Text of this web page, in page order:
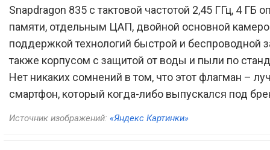
Snapdragon 835 с тактовой частотой 2,45 ГГц, 4 ГБ
памяти, отдельным ЦАП, двойной основной
поддержкой технологий быстрой и беспроводной
также корпусом с защитой от воды и пыли по
Нет никаких сомнений в том, что этот флагман –
смартфон, который когда-либо выпускался под
Источник изображений: «Яндекс Картинки»